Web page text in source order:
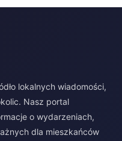
lokalnych wiadomości,
Nasz portal
o wydarzeniach,
dla mieszkańców